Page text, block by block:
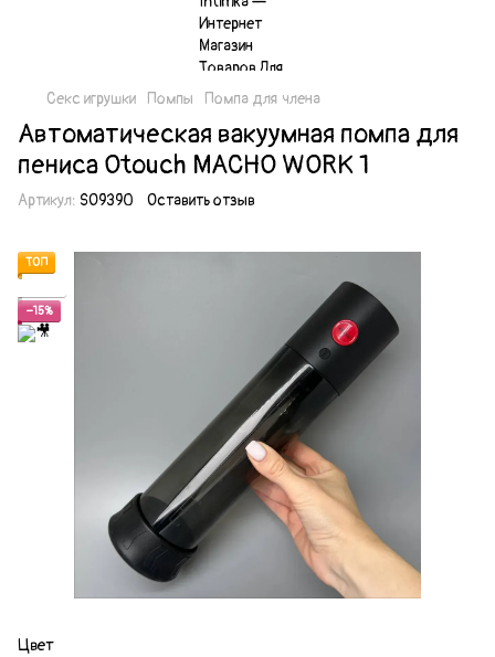
Секс игрушки Помпы Помпа для члена
Автоматическая вакуумная помпа для
пениса Otouch MACHO WORK 1
Артикул: SO9390 Оставить отзыв
ТОП
−15%
Цвет